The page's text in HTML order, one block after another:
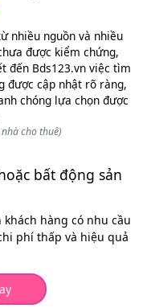
nhiều nguồn và nhiều
được kiểm chứng,
đến Bds123.vn việc tìm
được cập nhật rõ ràng,
chóng lựa chọn được
cho thuê)
bất động sản
hàng có nhu cầu
phí thấp và hiệu quả